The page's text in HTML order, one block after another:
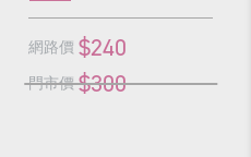
網路價 $240
門市價 $300